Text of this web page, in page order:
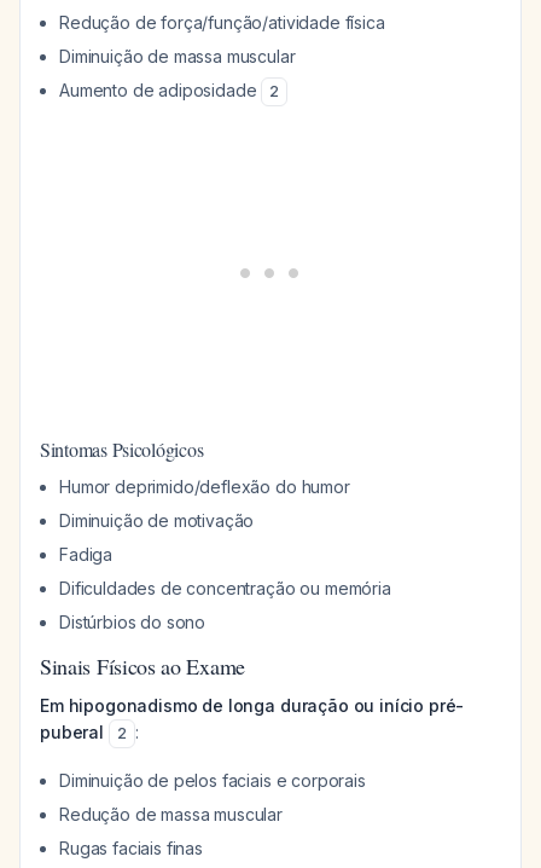
Redução de força/função/atividade física
Diminuição de massa muscular
Aumento de adiposidade
2
Sintomas Psicológicos
Humor deprimido/deflexão do humor
Diminuição de motivação
Fadiga
Dificuldades de concentração ou memória
Distúrbios do sono
Sinais Físicos ao Exame
Em hipogonadismo de longa duração ou início pré-
puberal
2 :
Diminuição de pelos faciais e corporais
Redução de massa muscular
Rugas faciais finas